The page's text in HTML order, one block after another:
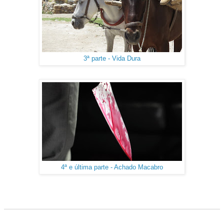
3ª parte - Vida Dura
4ª e última parte - Achado Macabro